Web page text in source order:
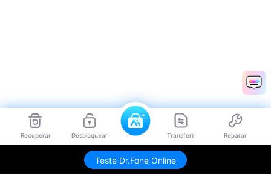
Recuperar Desbloquear Transferir Reparar
Teste Dr.Fone Online